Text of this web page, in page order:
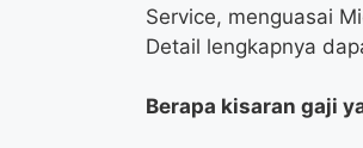
Service, menguasai
Detail lengkapnya
Berapa kisaran gaji